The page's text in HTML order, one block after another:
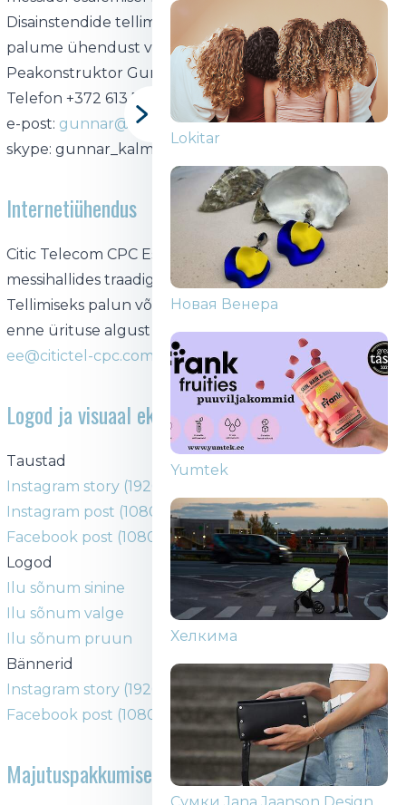
Disainstendide tellimiseks või kooskõlastamiseks
palume ühendust võtta:
Peakonstruktor Gunnar Kalmet
Telefon +372 613 7312
e-post: gunnar@expodesign.ee
skype: gunnar_kalmet
Internetiühendus
Citic Telecom CPC Estonia OÜ pakub kõigis
messihallides traadiga ja traadita internetiühendust.
Tellimiseks palun võtta nendega hiljemalt 3 päeva
enne ürituse algust ühendust aadressilsales-
ee@citictel-cpc.com või telefonil +372 622 3390
Logod ja visuaal eksponentidele
Taustad
Instagram story (1920x1080px)
Instagram post (1080x1080px)
Facebook post (1080x1920px)
Logod
Ilu sõnum sinine
Ilu sõnum valge
Ilu sõnum pruun
Bännerid
Instagram story (1920x1080px)
Facebook post (1080x1920px)
Majutuspakkumised
mySKIN
Lokitar
Новая Венера
Yumtek
Хелкима